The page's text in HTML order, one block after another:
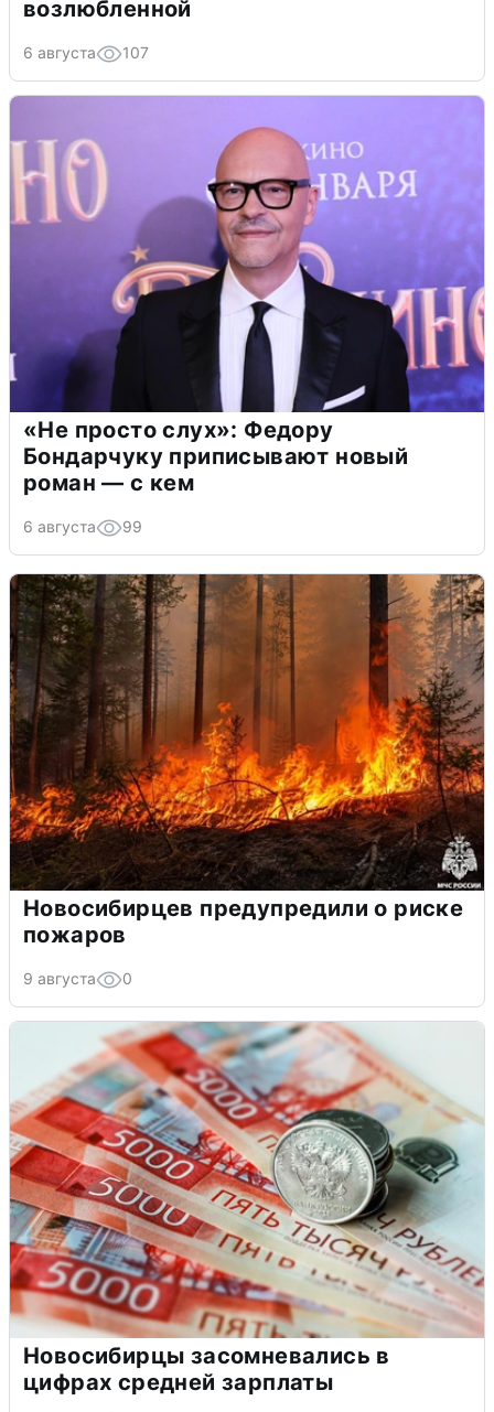
возлюбленной
6 августа 107
«Не просто слух»: Федору
Бондарчуку приписывают новый
роман — с кем
6 августа 99
Новосибирцев предупредили о риске
пожаров
9 августа 0
Новосибирцы засомневались в
цифрах средней зарплаты